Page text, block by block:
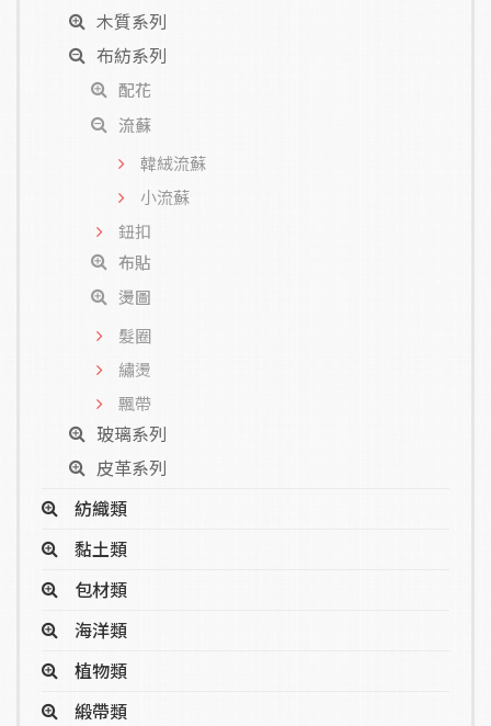
木質系列
布紡系列
配花
流蘇
韓絨流蘇
小流蘇
鈕扣
布貼
燙圖
髮圈
繡燙
飄帶
玻璃系列
皮革系列
紡織類
黏土類
包材類
海洋類
植物類
緞帶類